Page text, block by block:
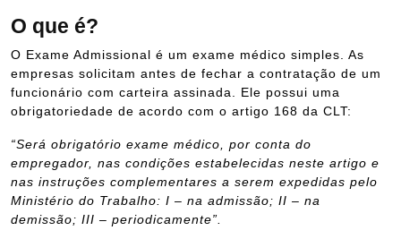
O que é?
O Exame Admissional é um exame médico simples. As
empresas solicitam antes de fechar a contratação de um
funcionário com carteira assinada. Ele possui uma
obrigatoriedade de acordo com o artigo 168 da CLT:
“Será obrigatório exame médico, por conta do
empregador, nas condições estabelecidas neste artigo e
nas instruções complementares a serem expedidas pelo
Ministério do Trabalho: I – na admissão; II – na
demissão; III – periodicamente”.